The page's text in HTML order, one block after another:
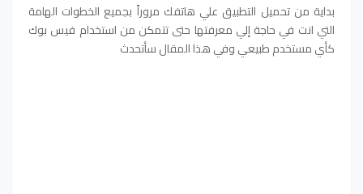
بداية من تحميل التطبيق علي هاتفك مروراً بجميع الخطوات الهامة
التي انت في حاجة إلي معرفتها حتى تتمكن من استخدام فيس بوك
كأي مستخدم طبيعي وفي هذا المقال سأتحدث